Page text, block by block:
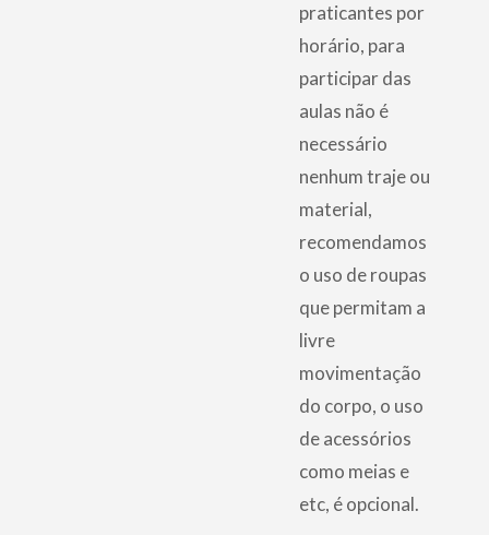
praticantes por
horário, para
participar das
aulas não é
necessário
nenhum traje ou
material,
recomendamos
o uso de roupas
que permitam a
livre
movimentação
do corpo, o uso
de acessórios
como meias e
etc, é opcional.